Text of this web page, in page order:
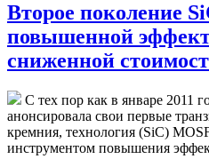
Второе поколение
повышенной
сниженной
С тех пор как в январе 2011
анонсировала свои первые
кремния, технология (SiC)
инструментом повышения